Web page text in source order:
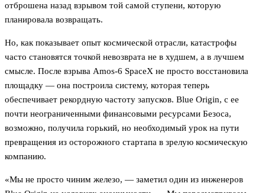
отброшена назад взрывом той самой ступени, которую
планировала возвращать.
Но, как показывает опыт космической отрасли, катастрофы
часто становятся точкой невозврата не в худшем, а в лучшем
смысле. После взрыва Amos-6 SpaceX не просто восстановила
площадку — она построила систему, которая теперь
обеспечивает рекордную частоту запусков. Blue Origin, с ее
почти неограниченными финансовыми ресурсами Безоса,
возможно, получила горький, но необходимый урок на пути
превращения из осторожного стартапа в зрелую космическую
компанию.
«Мы не просто чиним железо, — заметил один из инженеров